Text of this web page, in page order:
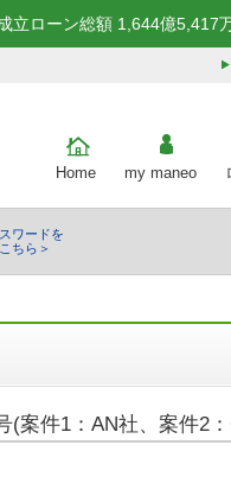
立ローン総額 1,644億5,417
Home my maneo
ワードを
ちら＞
(案件1：AN社、案件2